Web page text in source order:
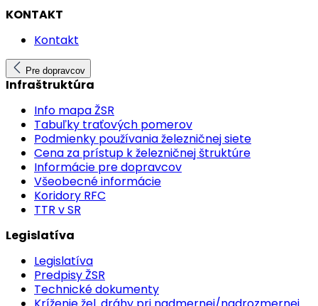
KONTAKT
Kontakt
Pre dopravcov
Infraštruktúra
Info mapa ŽSR
Tabuľky traťových pomerov
Podmienky používania železničnej siete
Cena za prístup k železničnej štruktúre
Informácie pre dopravcov
Všeobecné informácie
Koridory RFC
TTR v SR
Legislatíva
Legislatíva
Predpisy ŽSR
Technické dokumenty